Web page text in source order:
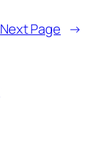
Next Page →